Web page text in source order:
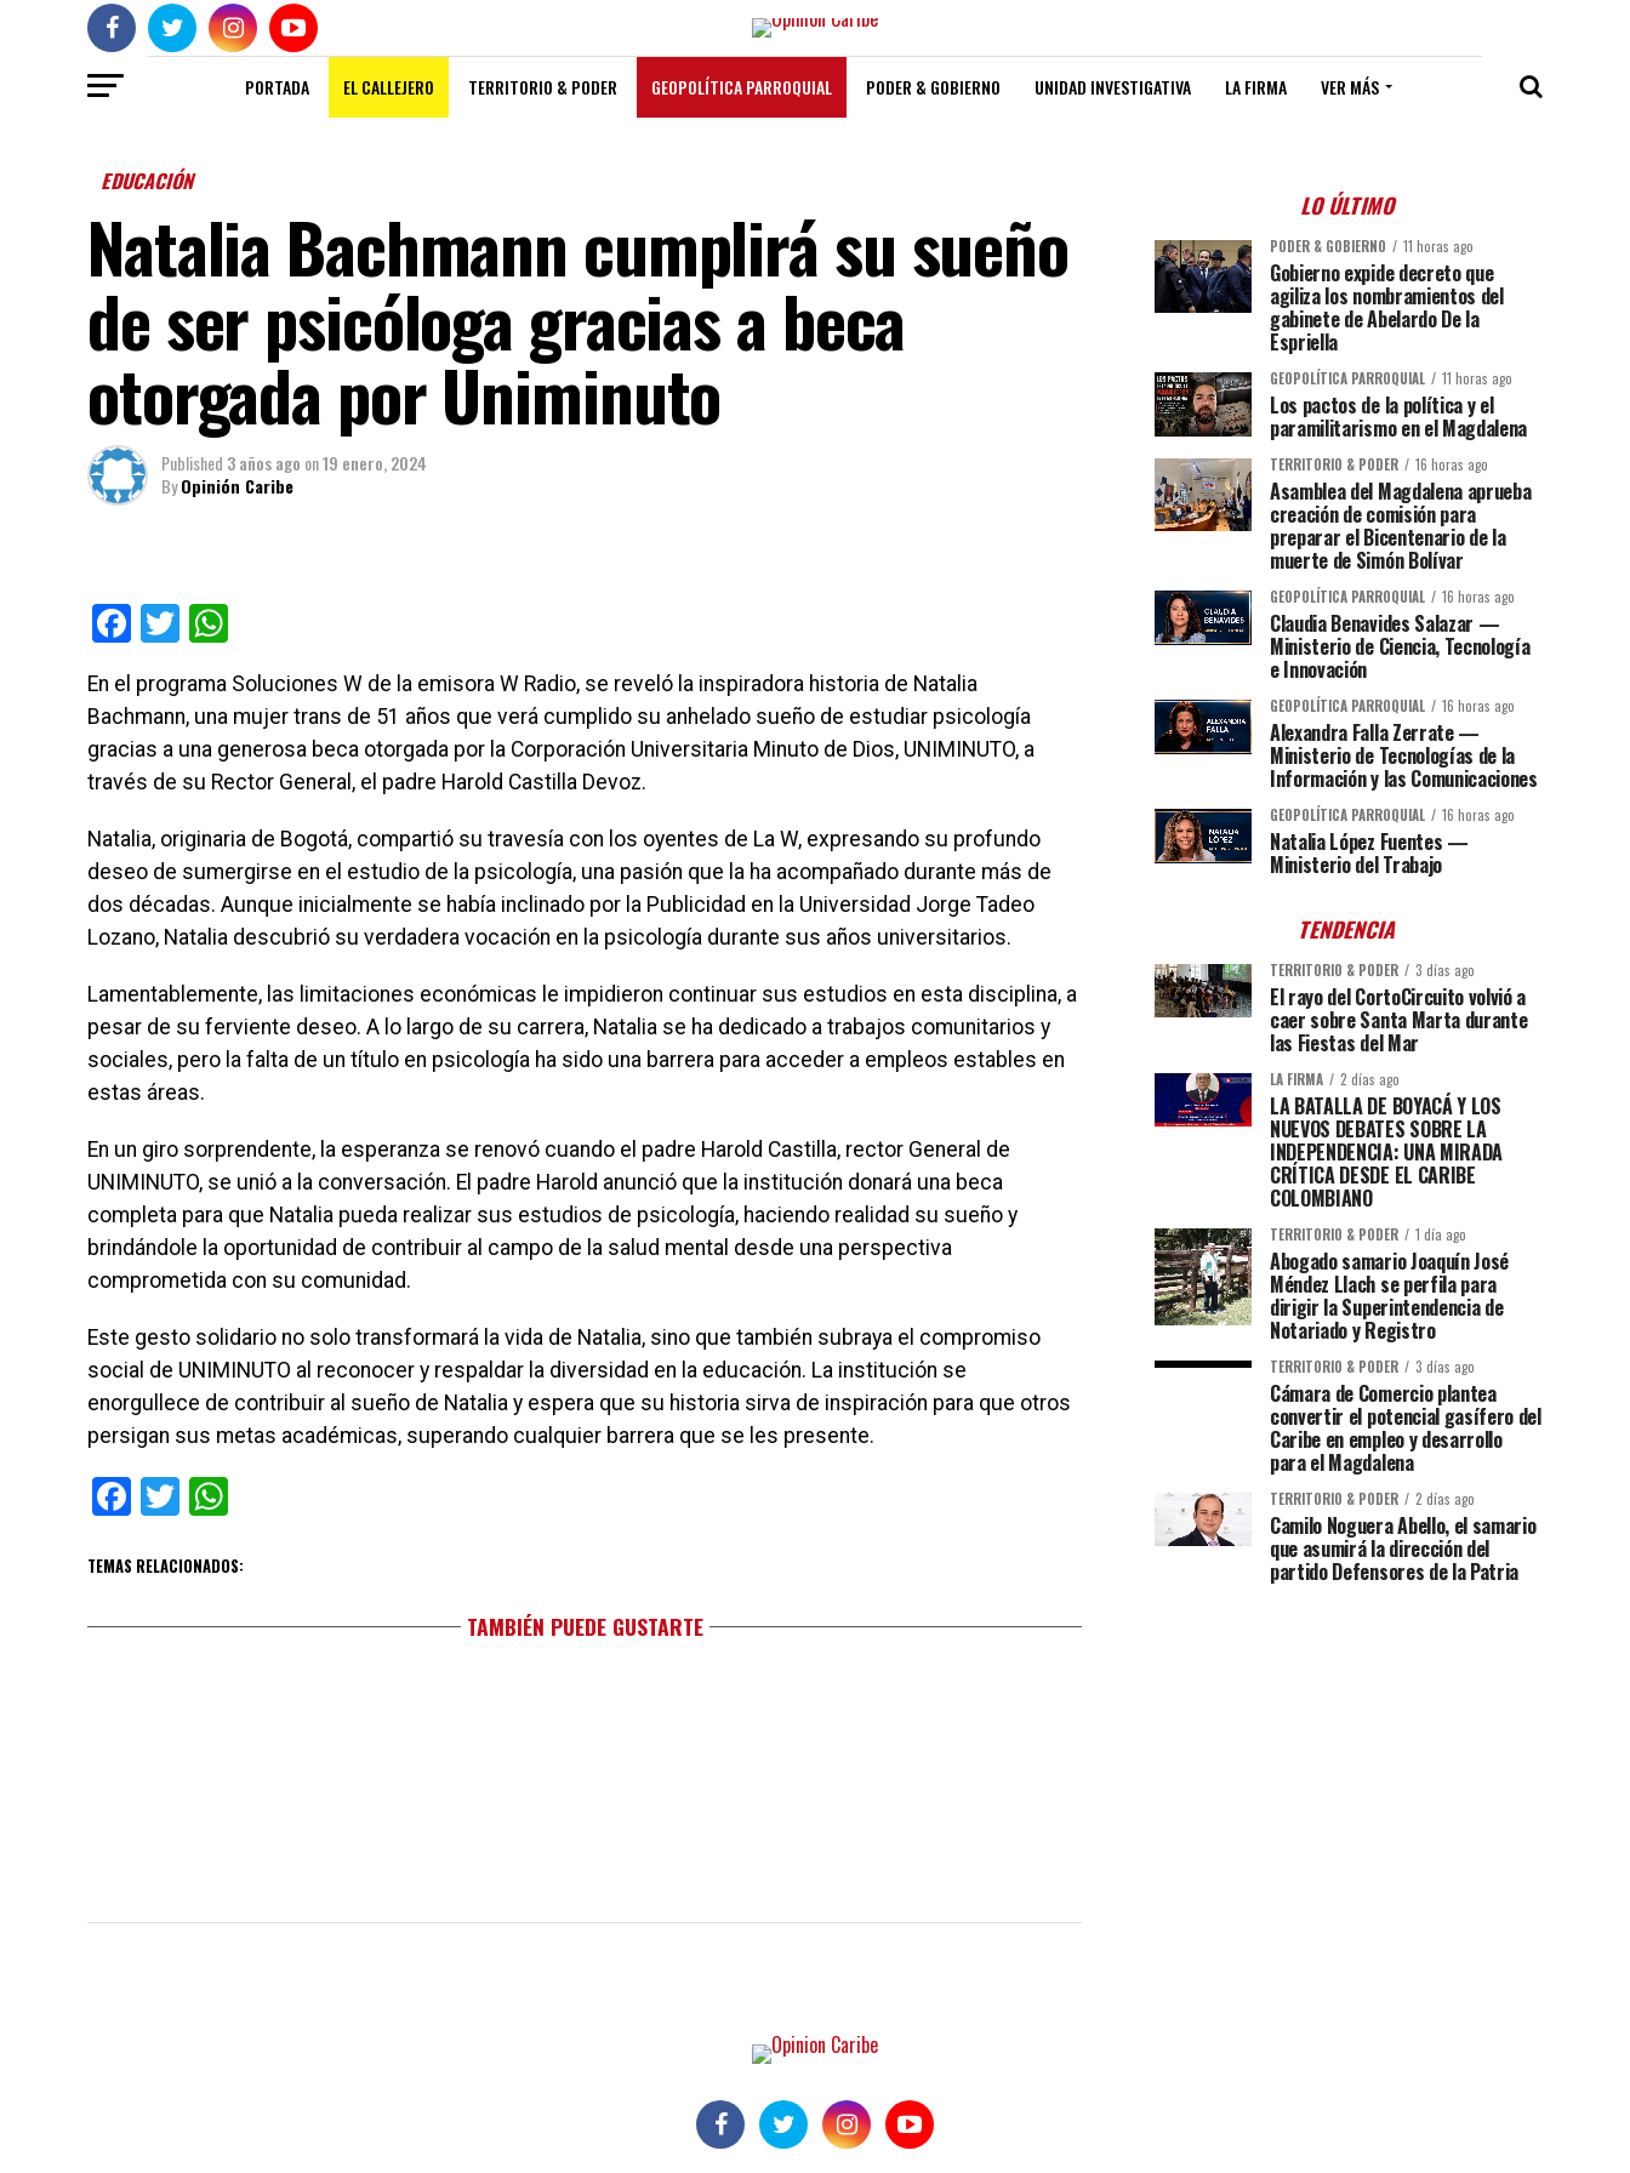
PORTADA EL CALLEJERO TERRITORIO & PODER GEOPOLÍTICA PARROQUIAL PODER & GOBIERNO UNIDAD INVESTIGATIVA LA FIRMA VER MÁS
EDUCACIÓN
Natalia Bachmann cumplirá su sueño
de ser psicóloga gracias a beca
otorgada por Uniminuto
Published 3 años ago on19 enero, 2024
ByOpinión Caribe
Facebook
Twitter
En el programa Soluciones W de la emisora W Radio, se reveló la inspiradora historia de Natalia
Bachmann, una mujer trans de 51 años que verá cumplido su anhelado sueño de estudiar psicología
gracias a una generosa beca otorgada por la Corporación Universitaria Minuto de Dios, UNIMINUTO, a
través de su Rector General, el padre Harold Castilla Devoz.
Natalia, originaria de Bogotá, compartió su travesía con los oyentes de La W, expresando su profundo
deseo de sumergirse en el estudio de la psicología, una pasión que la ha acompañado durante más de
dos décadas. Aunque inicialmente se había inclinado por la Publicidad en la Universidad Jorge Tadeo
Lozano, Natalia descubrió su verdadera vocación en la psicología durante sus años universitarios.
Lamentablemente, las limitaciones económicas le impidieron continuar sus estudios en esta disciplina, a
pesar de su ferviente deseo. A lo largo de su carrera, Natalia se ha dedicado a trabajos comunitarios y
sociales, pero la falta de un título en psicología ha sido una barrera para acceder a empleos estables en
estas áreas.
En un giro sorprendente, la esperanza se renovó cuando el padre Harold Castilla, rector General de
UNIMINUTO, se unió a la conversación. El padre Harold anunció que la institución donará una beca
completa para que Natalia pueda realizar sus estudios de psicología, haciendo realidad su sueño y
brindándole la oportunidad de contribuir al campo de la salud mental desde una perspectiva
comprometida con su comunidad.
Este gesto solidario no solo transformará la vida de Natalia, sino que también subraya el compromiso
social de UNIMINUTO al reconocer y respaldar la diversidad en la educación. La institución se
enorgullece de contribuir al sueño de Natalia y espera que su historia sirva de inspiración para que otros
persigan sus metas académicas, superando cualquier barrera que se les presente.
Facebook
Twitter
TEMAS RELACIONADOS:
TAMBIÉN PUEDE GUSTARTE
LO ÚLTIMO
PODER & GOBIERNO 11 horas ago
Gobierno expide decreto que
agiliza los nombramientos del
gabinete de Abelardo De la
Espriella
GEOPOLÍTICA PARROQUIAL 11 horas ago
Los pactos de la política y el
paramilitarismo en el Magdalena
TERRITORIO & PODER 16 horas ago
Asamblea del Magdalena aprueba
creación de comisión para
preparar el Bicentenario de la
muerte de Simón Bolívar
GEOPOLÍTICA PARROQUIAL 16 horas ago
Claudia Benavides Salazar —
Ministerio de Ciencia, Tecnología
e Innovación
GEOPOLÍTICA PARROQUIAL 16 horas ago
Alexandra Falla Zerrate —
Ministerio de Tecnologías de la
Información y las Comunicaciones
GEOPOLÍTICA PARROQUIAL 16 horas ago
Natalia López Fuentes —
Ministerio del Trabajo
TENDENCIA
TERRITORIO & PODER 3 días ago
El rayo del CortoCircuito volvió a
caer sobre Santa Marta durante
las Fiestas del Mar
LA FIRMA 2 días ago
LA BATALLA DE BOYACÁ Y LOS
NUEVOS DEBATES SOBRE LA
INDEPENDENCIA: UNA MIRADA
CRÍTICA DESDE EL CARIBE
COLOMBIANO
TERRITORIO & PODER 1 día ago
Abogado samario Joaquín José
Méndez Llach se perfila para
dirigir la Superintendencia de
Notariado y Registro
TERRITORIO & PODER 3 días ago
Cámara de Comercio plantea
convertir el potencial gasífero del
Caribe en empleo y desarrollo
para el Magdalena
TERRITORIO & PODER 2 días ago
Camilo Noguera Abello, el samario
que asumirá la dirección del
partido Defensores de la Patria